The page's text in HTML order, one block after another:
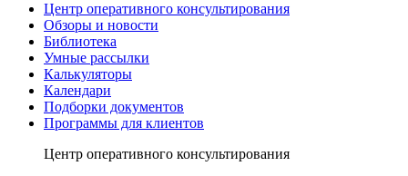
Центр оперативного консультирования
Обзоры и новости
Библиотека
Умные рассылки
Калькуляторы
Календари
Подборки документов
Программы для клиентов
Центр оперативного консультирования